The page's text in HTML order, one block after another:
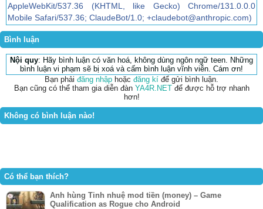
AppleWebKit/537.36 (KHTML, like Gecko) Chrome/131.0.0.0
Mobile Safari/537.36; ClaudeBot/1.0; +claudebot@anthropic.com)
Bình luận
Nội quy: Hãy bình luận có văn hoá, không dùng ngôn ngữ teen. Những
bình luận vi phạm sẽ bị xoá và cấm bình luận vĩnh viễn. Cám ơn!
Bạn phải đăng nhập hoặc đăng kí để gửi bình luận.
Bạn cũng có thể tham gia diễn đàn YA4R.NETđể được hỗ trợ nhanh
hơn!
Không có bình luận nào!
Có thể bạn thích?
Anh hùng Tinh nhuệ mod tiền (money) – Game
Qualification as Rogue cho Android